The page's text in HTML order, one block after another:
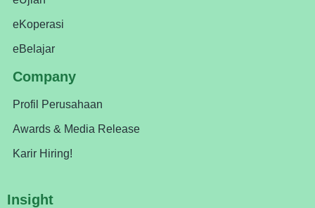
eKoperasi
eBelajar
Company
Profil Perusahaan
Awards & Media Release
Karir Hiring!
Insight